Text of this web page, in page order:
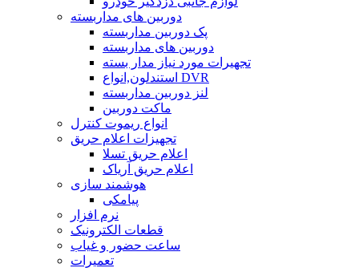
دوربین های مداربسته
پک دوربین مداربسته
دوربین های مداربسته
تجهیرات مورد نیاز مدار بسته
استندلون,انواع DVR
لنز دوربین مداربسته
ماکت دوربین
انواع ریموت کنترل
تجهیزات اعلام حریق
اعلام حریق تسلا
اعلام حریق آریاک
هوشمند سازی
پیامکی
نرم افزار
قطعات الکترونیک
ساعت حضور و غیاب
تعمیرات